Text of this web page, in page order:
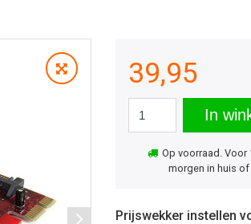
39,95
In
Op voorraad. Voor
morgen in huis
Prijswekker instellen